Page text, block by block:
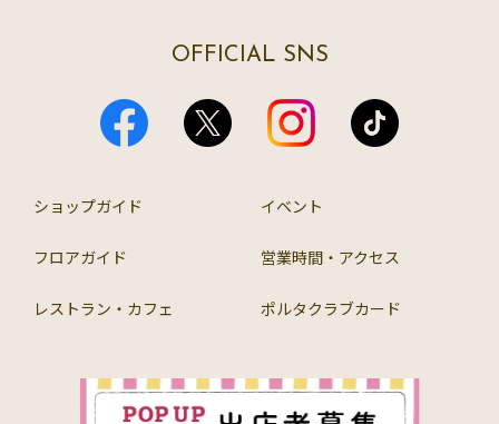
OFFICIAL SNS
ショップガイド イベント
フロアガイド 営業時間・アクセス
レストラン・カフェ ポルタクラブカード